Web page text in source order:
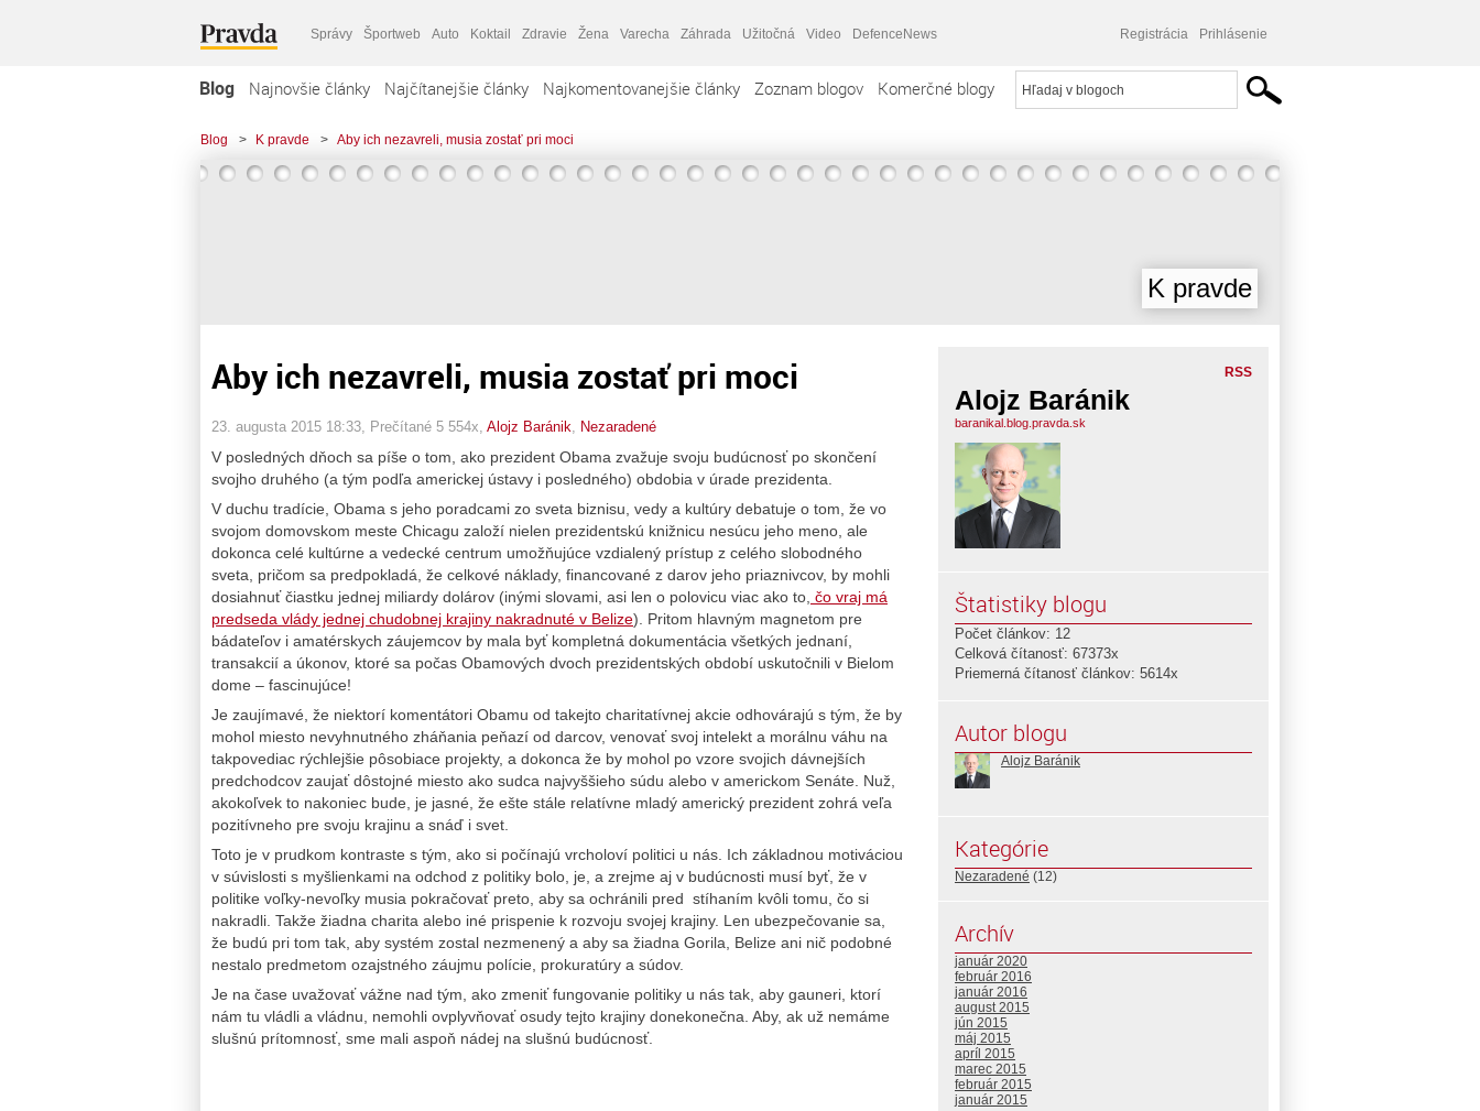
Správy Športweb Auto Koktail Zdravie Žena Varecha Záhrada Užitočná Video DefenceNews Registrácia Prihlásenie
Blog Najnovšie články Najčítanejšie články Najkomentovanejšie články Zoznam blogov Komerčné blogy
Blog > K pravde > Aby ich nezavreli, musia zostať pri moci
K pravde
Aby ich nezavreli, musia zostať pri moci
23. augusta 2015 18:33 , Prečítané 5 554x, Alojz Baránik Nezaradené
V posledných dňoch sa píše o tom, ako prezident Obama zvažuje svoju budúcnosť po skončení
svojho druhého (a tým podľa americkej ústavy i posledného) obdobia v úrade prezidenta.
V duchu tradície, Obama s jeho poradcami zo sveta biznisu, vedy a kultúry debatuje o tom, že vo
svojom domovskom meste Chicagu založí nielen prezidentskú knižnicu nesúcu jeho meno, ale
dokonca celé kultúrne a vedecké centrum umožňujúce vzdialený prístup z celého slobodného
sveta, pričom sa predpokladá, že celkové náklady, financované z darov jeho priaznivcov, by mohli
dosiahnuť čiastku jednej miliardy dolárov (inými slovami, asi len o polovicu viac ako to, čo vraj má
predseda vlády jednej chudobnej krajiny nakradnuté v Belize). Pritom hlavným magnetom pre
bádateľov i amatérskych záujemcov by mala byť kompletná dokumentácia všetkých jednaní,
transakcií a úkonov, ktoré sa počas Obamových dvoch prezidentských období uskutočnili v Bielom
dome – fascinujúce!
Je zaujímavé, že niektorí komentátori Obamu od takejto charitatívnej akcie odhovárajú s tým, že by
mohol miesto nevyhnutného zháňania peňazí od darcov, venovať svoj intelekt a morálnu váhu na
takpovediac rýchlejšie pôsobiace projekty, a dokonca že by mohol po vzore svojich dávnejších
predchodcov zaujať dôstojné miesto ako sudca najvyššieho súdu alebo v americkom Senáte. Nuž,
akokoľvek to nakoniec bude, je jasné, že ešte stále relatívne mladý americký prezident zohrá veľa
pozitívneho pre svoju krajinu a snáď i svet.
Toto je v prudkom kontraste s tým, ako si počínajú vrcholoví politici u nás. Ich základnou motiváciou
v súvislosti s myšlienkami na odchod z politiky bolo, je, a zrejme aj v budúcnosti musí byť, že v
politike voľky-nevoľky musia pokračovať preto, aby sa ochránili pred stíhaním kvôli tomu, čo si
nakradli. Takže žiadna charita alebo iné prispenie k rozvoju svojej krajiny. Len ubezpečovanie sa,
že budú pri tom tak, aby systém zostal nezmenený a aby sa žiadna Gorila, Belize ani nič podobné
nestalo predmetom ozajstného záujmu polície, prokuratúry a súdov.
Je na čase uvažovať vážne nad tým, ako zmeniť fungovanie politiky u nás tak, aby gauneri, ktorí
nám tu vládli a vládnu, nemohli ovplyvňovať osudy tejto krajiny donekonečna. Aby, ak už nemáme
slušnú prítomnosť, sme mali aspoň nádej na slušnú budúcnosť.
RSS
Alojz Baránik
baranikal.blog.pravda.sk
Štatistiky blogu
Počet článkov: 12
Celková čítanosť: 67373x
Priemerná čítanosť článkov: 5614x
Autor blogu
Alojz Baránik
Kategórie
Nezaradené (12)
Archív
január 2020
február 2016
január 2016
august 2015
jún 2015
máj 2015
apríl 2015
marec 2015
február 2015
január 2015